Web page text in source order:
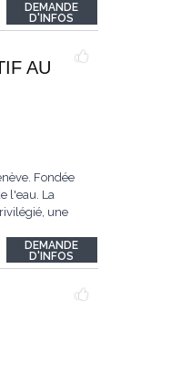
DEMANDE
D'INFOS
AU
Fondée
l'eau. La
une
DEMANDE
D'INFOS